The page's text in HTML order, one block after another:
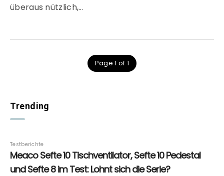
überaus nützlich,…
Page 1 of 1
Trending